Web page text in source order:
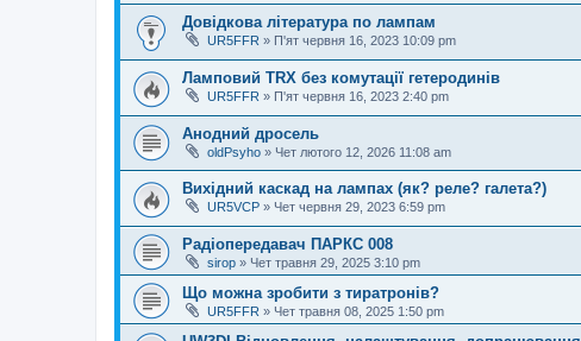
Довідкова література по лампам
UR5FFR » П'ят червня 16, 2023 10:09 pm
Ламповий TRX без комутації гетеродинів
UR5FFR » П'ят червня 16, 2023 2:40 pm
Анодний дросель
oldPsyho » Чет лютого 12, 2026 11:08 am
Вихідний каскад на лампах (як? реле? галета?)
UR5VCP » Чет червня 29, 2023 6:59 pm
Радіопередавач ПАРКС 008
sirop » Чет травня 29, 2025 3:10 pm
Що можна зробити з тиратронів?
UR5FFR » Чет травня 08, 2025 1:50 pm